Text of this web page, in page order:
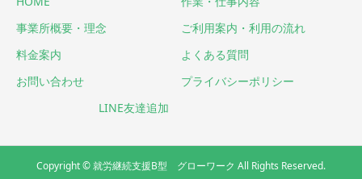
事業所概要・理念
ご利用案内・利用の流れ
料金案内
よくある質問
お問い合わせ
プライバシーポリシー
LINE友達追加
Copyright © 就労継続支援B型 グローワーク All Rights Reserved.